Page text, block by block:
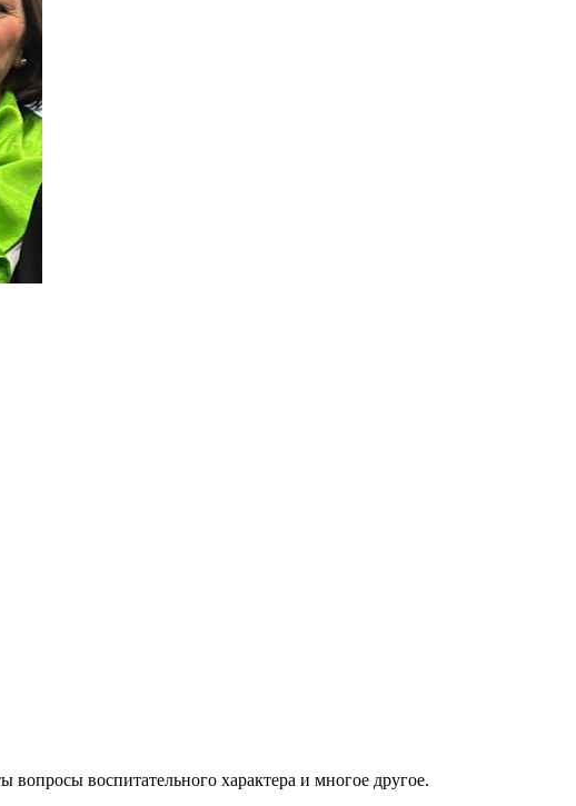
воспитательного характера и многое другое.